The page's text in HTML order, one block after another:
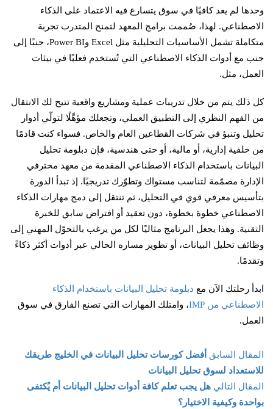
وحدها لم يعد كافيًا في سوق يتسارع فيه الاعتماد على الذكاء
الاصطناعي. لهذا، صُممت برامج المعهد لتمنح المتدرب تجربة
متكاملة تشمل الأساسيات التحليلية مثل Excel وPower BI، جنبًا إلى
جنب مع أدوات الذكاء الاصطناعي التي تُستخدم فعليًا في بيئات
العمل، مثل.
كل ذلك يتم من خلال تدريبات عملية ومشاريع واقعية تتيح لك الانتقال
من الفهم النظري إلى التطبيق العملي، وتجعلك مؤهَّلًا لتولّي أدوار
تحليل وتنبؤ في شركات القطاعين العام والخاص. فسواء كنت قادمًا
من خلفية إدارية، أو مالية، أو حتى هندسية، فإن دبلومة تحليل
البيانات باستخدام الذكاء الاصطناعي المقدمة من معهد محترفي
الإدارة مصمّمة لتناسب مستواك وتطوّرك تدريجيًا. إذ تبدأ الدورة
بتأسيس معرفي قوي في التحليل، ثم تنتقل إلى دمج مهارات الذكاء
الاصطناعي خطوة بخطوة، دون تعقيد أو افتراض سابق للخبرة
التقنية. وهذا يجعل البرنامج مثاليًا لكل من يرغب بالتحوّل المهني إلى
وظائف تحليل البيانات، أو تطوير مساره الحالي عبر أدوات أكثر ذكاءً
وتقدمًا.
ابدأ رحلتك الآن مع دبلومة تحليل البيانات باستخدام الذكاء
الاصطناعي من IMP
، وامتلك المهارات التي تصنع الفارق في سوق
العمل.
المقال السابق أفضل كورسات تحليل البيانات في الخليج طريقك
للاستعداد لسوق تحليل البيانات
المقال التالي هل يجب تعلم كافة أدوات تحليل البيانات أم يُكتفى
بواحدة وكيفية الاختيار؟